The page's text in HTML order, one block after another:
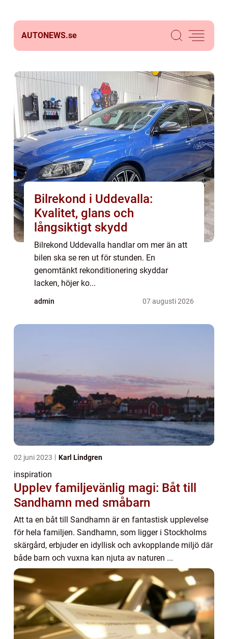
AUTONEWS.se
Bilrekond i Uddevalla:
Kvalitet, glans och
långsiktigt skydd
Bilrekond Uddevalla handlar om mer än att
bilen ska se ren ut för stunden. En
genomtänkt rekonditionering skyddar
lacken, höjer ko...
admin 07 augusti 2026
02 juni 2023 Karl Lindgren
inspiration
Upplev familjevänlig magi: Båt till
Sandhamn med småbarn
Att ta en båt till Sandhamn är en fantastisk upplevelse
för hela familjen. Sandhamn, som ligger i Stockholms
skärgård, erbjuder en idyllisk och avkopplande miljö där
både barn och vuxna kan njuta av naturen ...